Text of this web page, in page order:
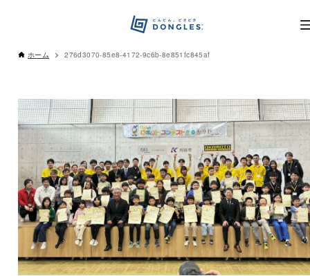
ホーム 276d3070-85e8-4172-9c6b-8e851fc845af